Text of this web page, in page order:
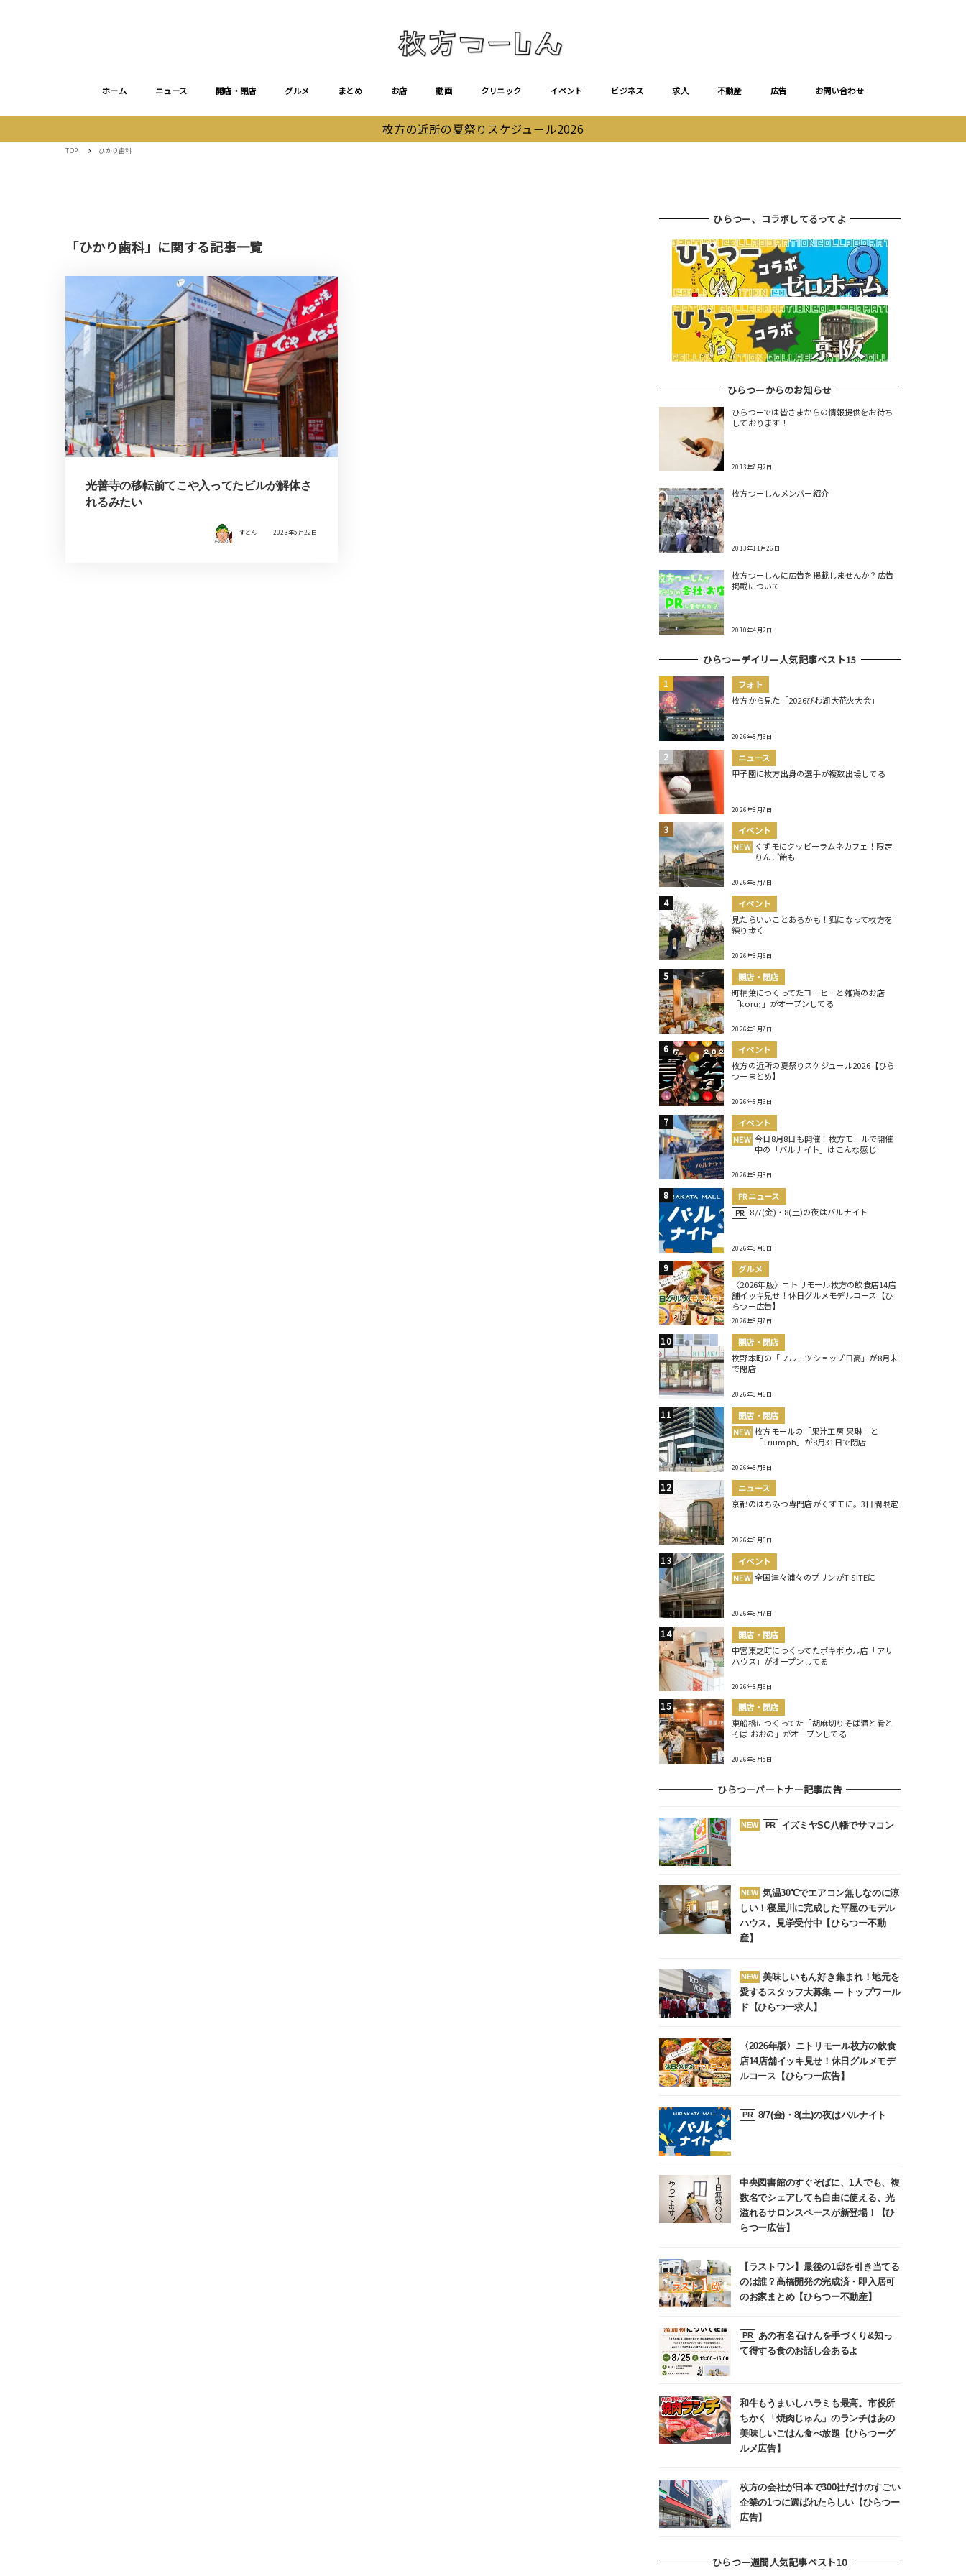
ホーム ニュース 開店・閉店 グルメ まとめ お店 動画 クリニック イベント ビジネス 求人 不動産 広告 お問い合わせ
枚方の近所の夏祭りスケジュール2026
TOP ひかり歯科
「ひかり歯科」に関する記事一覧
光善寺の移転前てこや入ってたビルが解体さ
れるみたい
すどん 2023年5月22日
ひらつー、コラボしてるってよ
ひらつーからのお知らせ
ひらつーでは皆さまからの情報提供をお待ち
しております！
2013年7月2日
枚方つーしんメンバー紹介
2013年11月26日
枚方つーしんに広告を掲載しませんか？広告
掲載について
2010年4月2日
ひらつーデイリー人気記事ベスト15
フォト
枚方から見た「2026びわ湖大花火大会」
2026年8月6日
ニュース
甲子園に枚方出身の選手が複数出場してる
2026年8月7日
イベント
NEW くずモにクッピーラムネカフェ！限定
りんご飴も
2026年8月7日
イベント
見たらいいことあるかも！狐になって枚方を
練り歩く
2026年8月6日
開店・閉店
町楠葉につくってたコーヒーと雑貨のお店
「koru;」がオープンしてる
2026年8月7日
イベント
枚方の近所の夏祭りスケジュール2026【ひら
つーまとめ】
2026年8月6日
イベント
NEW 今日8月8日も開催！枚方モールで開催
中の「バルナイト」はこんな感じ
2026年8月8日
PRニュース
PR 8/7(金)・8(土)の夜はバルナイト
2026年8月6日
グルメ
〈2026年版〉ニトリモール枚方の飲食店14店
舗イッキ見せ！休日グルメモデルコース【ひ
らつー広告】
2026年8月7日
開店・閉店
牧野本町の「フルーツショップ日高」が8月末
で閉店
2026年8月6日
開店・閉店
NEW 枚方モールの「果汁工房 果琳」と
「Triumph」が8月31日で閉店
2026年8月8日
ニュース
京都のはちみつ専門店がくずモに。3日間限定
2026年8月6日
イベント
NEW 全国津々浦々のプリンがT-SITEに
2026年8月7日
開店・閉店
中宮東之町につくってたポキボウル店「アリ
ハウス」がオープンしてる
2026年8月6日
開店・閉店
東船橋につくってた「胡麻切りそば酒と肴と
そば おおの」がオープンしてる
2026年8月5日
ひらつーパートナー記事広告
NEW PR イズミヤSC八幡でサマコン
NEW 気温30℃でエアコン無しなのに涼
しい！寝屋川に完成した平屋のモデル
ハウス。見学受付中【ひらつー不動
産】
NEW 美味しいもん好き集まれ！地元を
愛するスタッフ大募集 ― トップワール
ド【ひらつー求人】
〈2026年版〉ニトリモール枚方の飲食
店14店舗イッキ見せ！休日グルメモデ
ルコース【ひらつー広告】
PR 8/7(金)・8(土)の夜はバルナイト
中央図書館のすぐそばに、1人でも、複
数名でシェアしても自由に使える、光
溢れるサロンスペースが新登場！【ひ
らつー広告】
【ラストワン】最後の1邸を引き当てる
のは誰？高橋開発の完成済・即入居可
のお家まとめ【ひらつー不動産】
PR
あの有名石けんを手づくり&知っ
て得する食のお話し会あるよ
和牛もうまいしハラミも最高。市役所
ちかく「焼肉じゅん」のランチはあの
美味しいごはん食べ放題【ひらつーグ
ルメ広告】
枚方の会社が日本で300社だけのすごい
企業の1つに選ばれたらしい【ひらつー
広告】
ひらつー週間人気記事ベスト10